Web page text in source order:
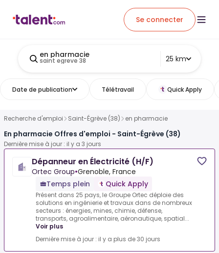
Se connecter
en pharmacie
saint egreve 38 25 km
Date de publication Télétravail Quick Apply
Recherche d'emploi Saint-Égrève (38) en pharmacie
En pharmacie Offres d'emploi - Saint-Égrève (38)
Dernière mise à jour : il y a 3 jours
Dépanneur en Électricité (H/F)
Ortec Group•Grenoble, France
Temps plein
Quick Apply
Présent dans 25 pays, le Groupe Ortec déploie des
solutions en ingénierie et travaux dans de nombreux
secteurs : énergies, mines, chimie, défense,
transports, agroalimentaire, aéronautique, spatial...
Voir plus
Dernière mise à jour : il y a plus de 30 jours